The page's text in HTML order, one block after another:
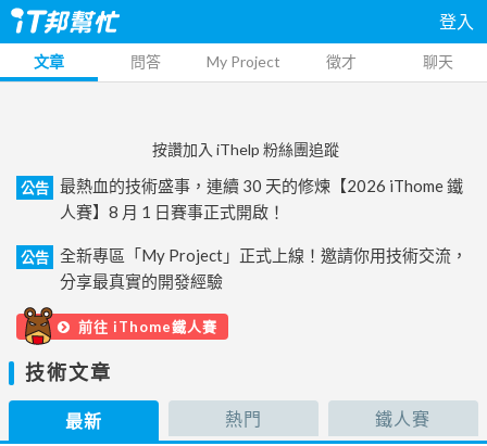
登入
文章 問答 My Project 徵才 聊天
按讚加入 iThelp 粉絲團追蹤
公告
最熱血的技術盛事，連續 30 天的修煉【2026 iThome 鐵
人賽】8 月 1 日賽事正式開啟！
公告
全新專區「My Project」正式上線！邀請你用技術交流，
分享最真實的開發經驗
前往 iThome鐵人賽
技術文章
最新 熱門 鐵人賽